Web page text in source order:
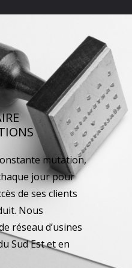
mutation,
jour pour
de ses clients
Nous
réseau d’usines
Sud Est et en